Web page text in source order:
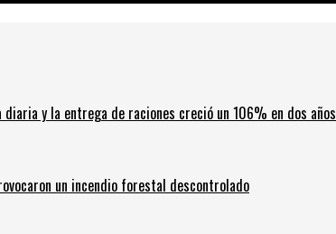
y la entrega de raciones creció un 106% en dos años
un incendio forestal descontrolado